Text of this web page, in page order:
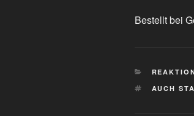
Bestellt bei
AUCH